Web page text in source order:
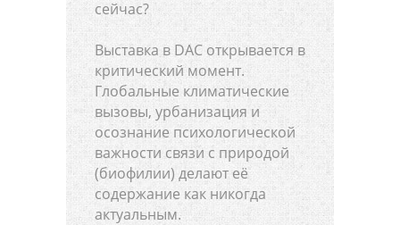
сейчас?
Выставка в DAC открывается в
критический момент.
Глобальные климатические
вызовы, урбанизация и
осознание психологической
важности связи с природой
(биофилии) делают её
содержание как никогда
актуальным.